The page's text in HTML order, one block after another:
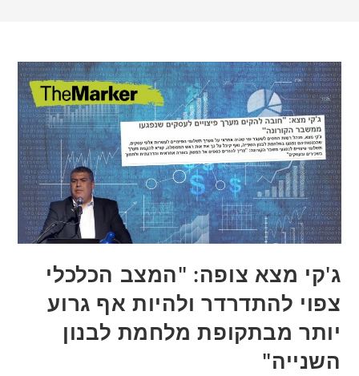
ג'קי מצא צופה: "המצב הכלכלי
צפוי להתדרדר ולהיות אף גרוע
יותר מבתקופת מלחמת לבנון
השנייה"